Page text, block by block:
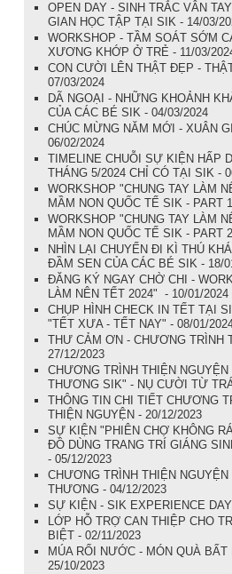
OPEN DAY - SINH TRẮC VÂN
GIAN HỌC TẬP TẠI SIK - 14/03/
WORKSHOP - TẦM SOÁT SỚM
XƯƠNG KHỚP Ở TRẺ - 11/03/
CON CƯỜI LÊN THẬT ĐẸP -
07/03/2024
DÃ NGOẠI - NHỮNG KHOẢNH
CỦA CÁC BÉ SIK - 04/03/2024
CHÚC MỪNG NĂM MỚI - XUÂN
06/02/2024
TIMELINE CHUỖI SỰ KIỆN HẤP
THÁNG 5/2024 CHỈ CÓ TẠI SIK -
WORKSHOP "CHUNG TAY LÀM
MẦM NON QUỐC TẾ SIK - PART
WORKSHOP "CHUNG TAY LÀM
MẦM NON QUỐC TẾ SIK - PART
NHÌN LẠI CHUYẾN ĐI KÌ THÚ
ĐẦM SEN CỦA CÁC BÉ SIK - 18/
ĐĂNG KÝ NGAY CHỜ CHI -
LÀM NÊN TẾT 2024" - 10/01/2024
CHỤP HÌNH CHECK IN TẾT TẠI
"TẾT XƯA - TẾT NAY" - 08/01/
THƯ CẢM ƠN - CHƯƠNG TRÌNH
27/12/2023
CHƯƠNG TRÌNH THIỆN
THƯƠNG SIK" - NỤ CƯỜI TỪ
THÔNG TIN CHI TIẾT CHƯƠNG
THIỆN NGUYỆN - 20/12/2023
SỰ KIỆN "PHIÊN CHỢ KHÔNG
ĐỒ DÙNG TRANG TRÍ GIÁNG
- 05/12/2023
CHƯƠNG TRÌNH THIỆN
THƯƠNG - 04/12/2023
SỰ KIỆN - SIK EXPERIENCE
LỚP HỖ TRỢ CAN THIỆP CHO
BIỆT - 02/11/2023
MÚA RỐI NƯỚC - MÓN QUÀ
25/10/2023